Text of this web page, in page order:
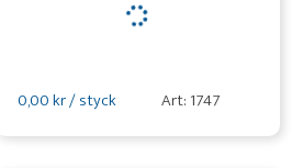
0,00 kr / styck Art: 1747